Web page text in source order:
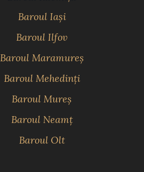
Baroul Iaşi
Baroul Ilfov
Baroul Maramureş
Baroul Mehedinţi
Baroul Mureş
Baroul Neamţ
Baroul Olt